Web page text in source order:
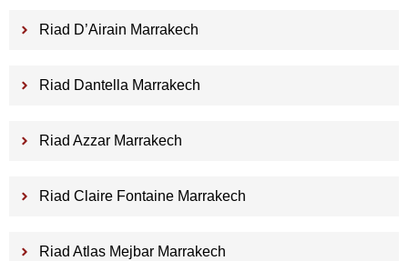
Riad D’Airain Marrakech
Riad Dantella Marrakech
Riad Azzar Marrakech
Riad Claire Fontaine Marrakech
Riad Atlas Mejbar Marrakech